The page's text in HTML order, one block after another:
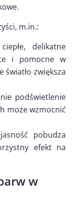
m.in.:
delikatne
i pomocne w
zwiększa
podświetlenie
może wzmocnić
pobudza
efekt na
w